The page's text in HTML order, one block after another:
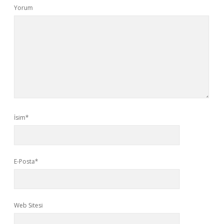
Yorum
İsim*
E-Posta*
Web Sitesi